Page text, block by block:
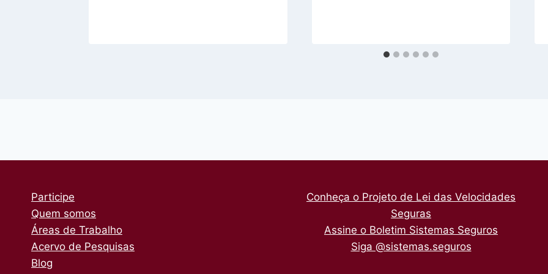
Participe
Quem somos
Áreas de Trabalho
Acervo de Pesquisas
Blog
Conheça o Projeto de Lei das Velocidades
Seguras
Assine o Boletim Sistemas Seguros
Siga @sistemas.seguros